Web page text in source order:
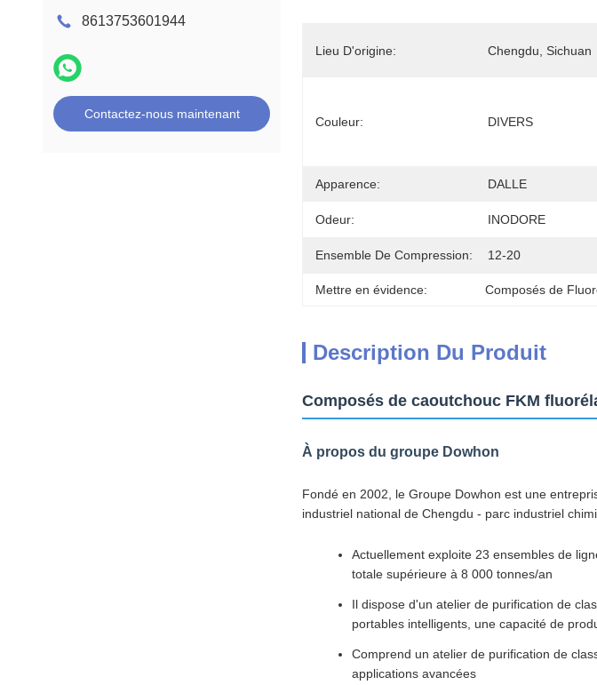
8613753601944
Contactez-nous maintenant
Lieu D'origine: Chengdu, Sichuan
Couleur: DIVERS
Apparence: DALLE
Odeur: INODORE
Ensemble De Compression: 12-20
Mettre en évidence: Composés de
Description Du Produit
Composés de caoutchouc FKM
À propos du groupe Dowhon
Fondé en 2002, le Groupe Dowhon est une
industriel national de Chengdu - parc industriel
Actuellement exploite 23 ensembles de
totale supérieure à 8 000 tonnes/an
Il dispose d'un atelier de purification de
portables intelligents, une capacité de
Comprend un atelier de purification de
applications avancées